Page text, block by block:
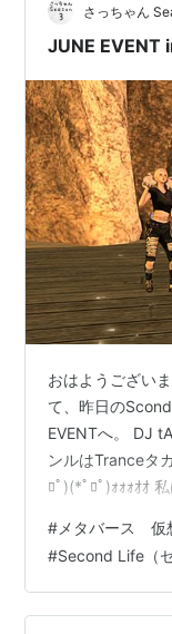
さっちゃん
JUNE EVENT
おはようござい
て、昨日の
EVENTへ。 DJ
ンルはTranceタ
ﾛﾟ)(*ﾟﾛﾟ)ｫｫｫｵｵ
アドバイスをい
☆彡 そういえば
すね(¯∇¯٥)今まで気にしてなかったけど、確かに音だな
ー。 で、で、で
# メタバース 仮
#Second Life（